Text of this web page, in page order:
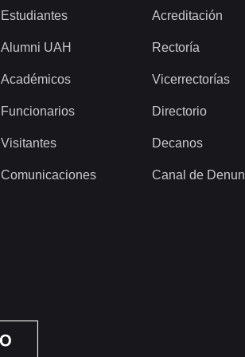
Estudiantes
Alumni UAH
Académicos
Funcionarios
Visitantes
Comunicaciones
Acreditación
Rectoría
Vicerrectorías
Directorio
Decanos
Canal de